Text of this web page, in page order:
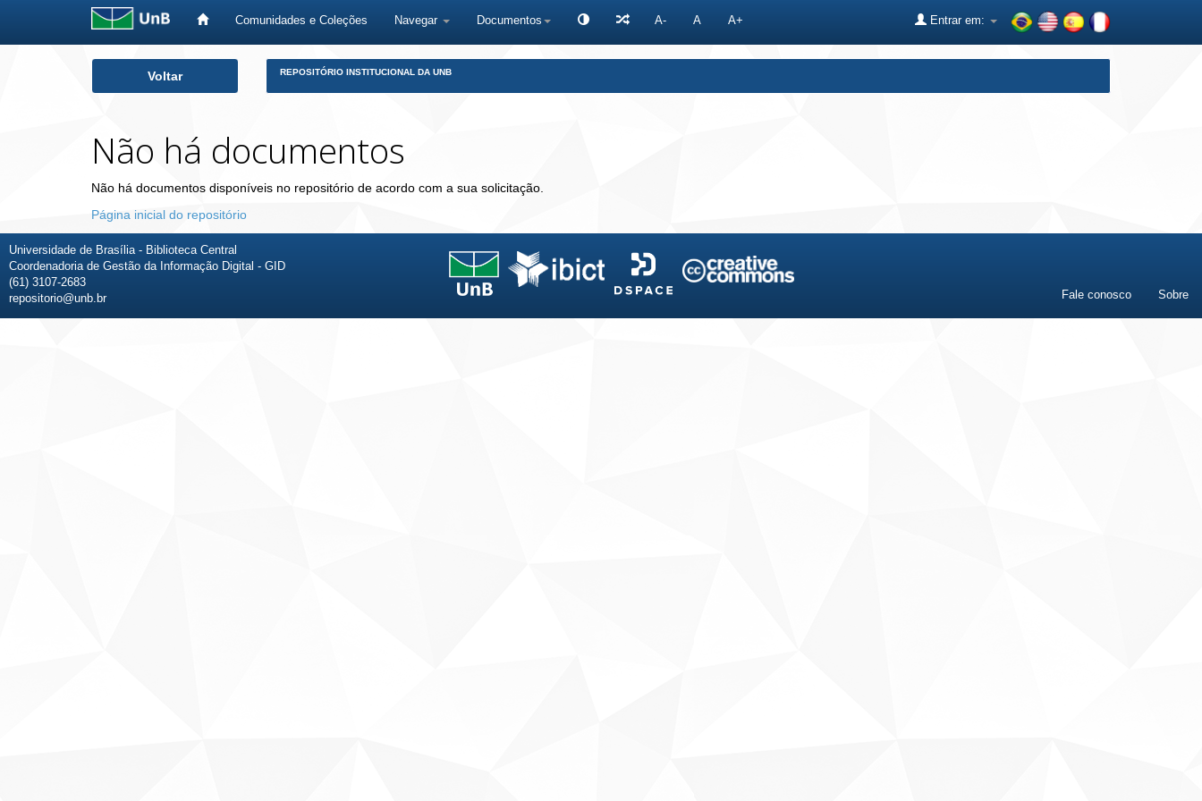
Comunidades e Coleções Navegar Documentos A- A A+ Entrar em:
Voltar REPOSITÓRIO INSTITUCIONAL DA UNB
Não há documentos
Não há documentos disponíveis no repositório de acordo com a sua solicitação.
Página inicial do repositório
Universidade de Brasília - Biblioteca Central
Coordenadoria de Gestão da Informação Digital - GID
(61) 3107-2683
repositorio@unb.br
Fale conosco Sobre